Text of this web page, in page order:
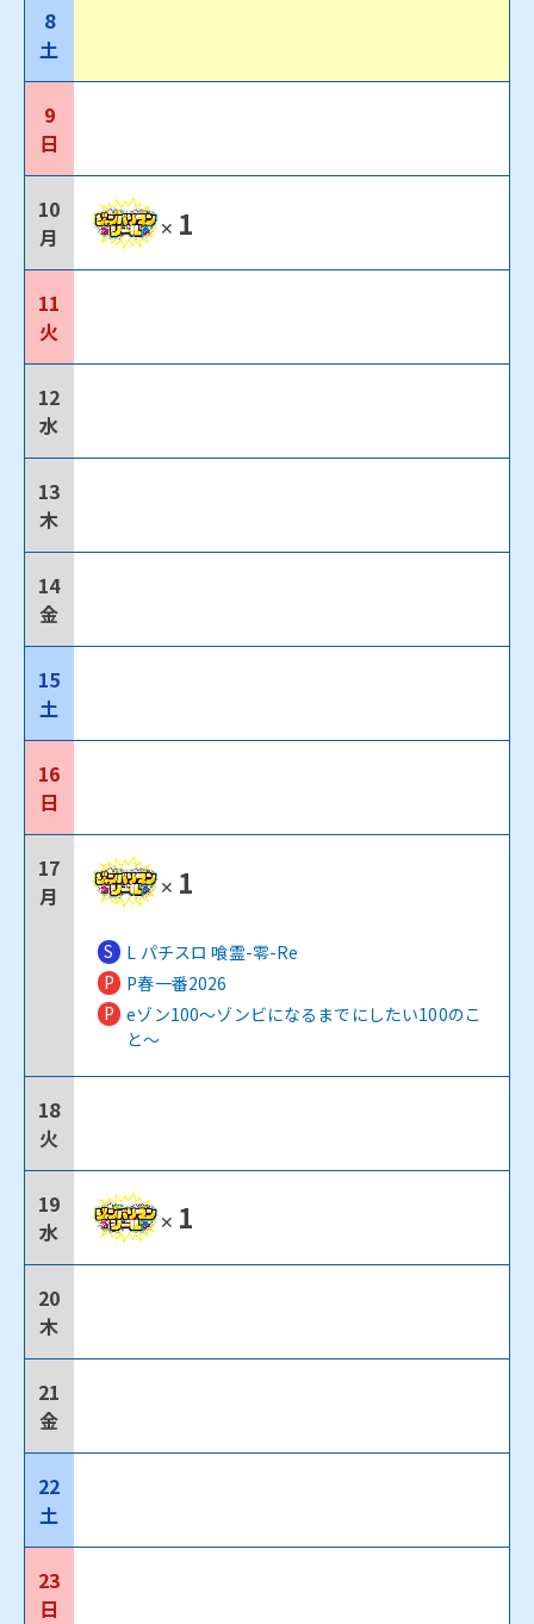
8
土
9
日
10
月
✕ 1
11
火
12
水
13
木
14
金
15
土
16
日
17
月
✕ 1
S
L パチスロ 喰霊-零-Re
P P春一番2026
P eゾン100～ゾンビになるまでにしたい100のこ
と～
18
火
19
水
✕ 1
20
木
21
金
22
土
23
日